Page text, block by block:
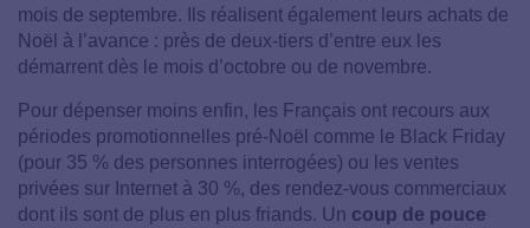
mois de septembre.
Ils réalisent également leurs achats de
Noël à l’avance : près de deux-tiers d’entre eux les
démarrent dès le mois d’octobre ou de novembre.
Pour dépenser moins enfin, les Français ont recours aux
périodes promotionnelles pré-Noël comme le Black Friday
(pour 35 % des personnes interrogées) ou les ventes
privées sur Internet à 30 %, des rendez-vous commerciaux
dont ils sont de plus en plus friands. Un coup de pouce